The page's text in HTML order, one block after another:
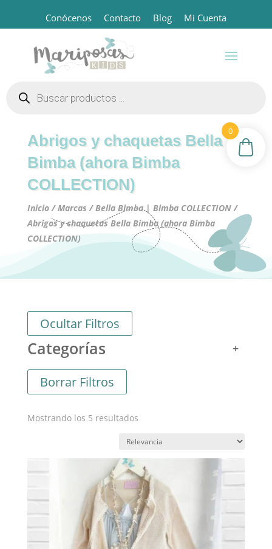
Conócenos Contacto Blog Mi Cuenta
productos
Abrigos y chaquetas Bella
Bimba (ahora Bimba
COLLECTION)
Inicio/Marcas /Bella Bimba | Bimba COLLECTION/
Abrigos y chaquetas Bella Bimba (ahora Bimba
COLLECTION)
Ocultar Filtros
Categorías
Borrar Filtros
Mostrando los 5 resultadosOrdenado
los
últimos
0